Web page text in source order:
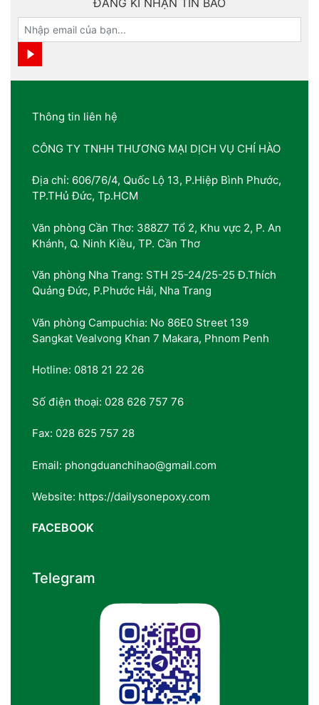
ĐĂNG KÍ NHẬN TIN BÁO
Thông tin liên hệ
CÔNG TY TNHH THƯƠNG MẠI DỊCH VỤ CHÍ HÀO
Địa chỉ: 606/76/4, Quốc Lộ 13, P.Hiệp Bình Phước,
TP.THủ Đức, Tp.HCM
Văn phòng Cần Thơ: 388Z7 Tổ 2, Khu vực 2, P. An
Khánh, Q. Ninh Kiều, TP. Cần Thơ
Văn phòng Nha Trang: STH 25-24/25-25 Đ.Thích
Quảng Đức, P.Phước Hải, Nha Trang
Văn phòng Campuchia: No 86E0 Street 139
Sangkat Vealvong Khan 7 Makara, Phnom Penh
Hotline: 0818 21 22 26
Số điện thoại: 028 626 757 76
Fax: 028 625 757 28
Email: phongduanchihao@gmail.com
Website: https://dailysonepoxy.com
FACEBOOK
Telegram